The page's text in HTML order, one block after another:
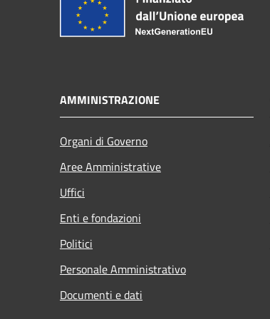
AMMINISTRAZIONE
Organi di Governo
Aree Amministrative
Uffici
Enti e fondazioni
Politici
Personale Amministrativo
Documenti e dati